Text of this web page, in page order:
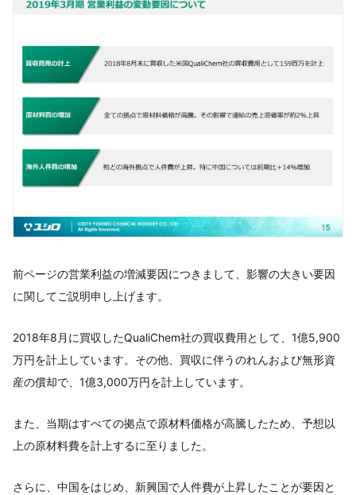
前ページの営業利益の増減要因につきまして、影響の大きい要因
に関してご説明申し上げます。
2018年8月に買収したQualiChem社の買収費用として、1億5,900
万円を計上しています。その他、買収に伴うのれんおよび無形資
産の償却で、1億3,000万円を計上しています。
また、当期はすべての拠点で原材料価格が高騰したため、予想以
上の原材料費を計上するに至りました。
さらに、中国をはじめ、新興国で人件費が上昇したことが要因と